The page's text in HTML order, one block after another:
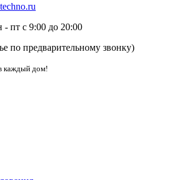
- пт с 9:00 до 20:00
по предварительному звонку)
каждый дом!